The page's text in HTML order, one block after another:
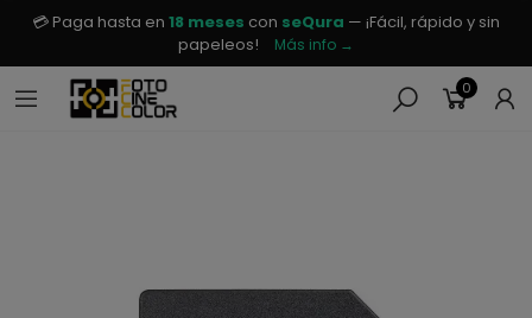
💳 Paga hasta en 18 meses con seQura — ¡Fácil, rápido y sin
papeleos!
Más info →
0